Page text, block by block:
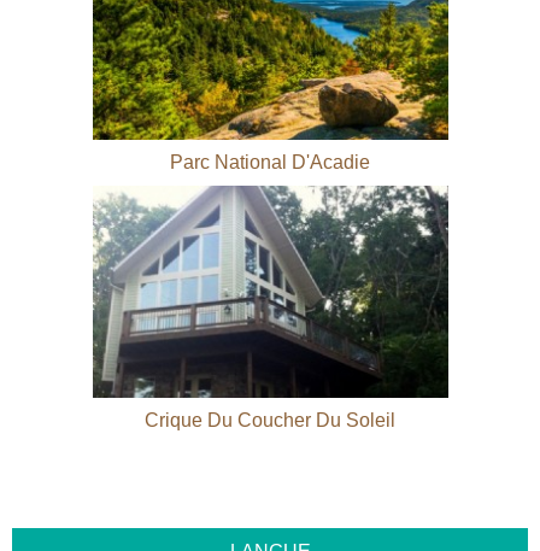
Parc National D'Acadie
Crique Du Coucher Du Soleil